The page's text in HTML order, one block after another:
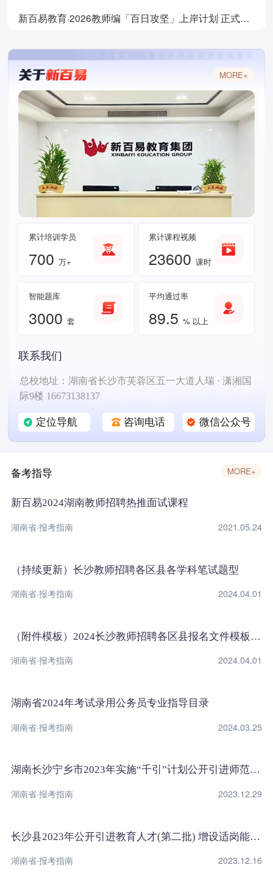
新百易教育·2026教师编「百日攻坚」上岸计划 正式启航
MORE+
累计培训学员
700 万+
累计课程视频
23600课时
智能题库
3000 套
平均通过率
89.5% 以上
联系我们
总校地址：湖南省长沙市芙蓉区五一大道人瑞 · 潇湘国
际9楼 16673138137
定位导航 咨询电话 微信公众号
备考指导 MORE+
新百易2024湖南教师招聘热推面试课程
湖南省·报考指南 2021.05.24
（持续更新）长沙教师招聘各区县各学科笔试题型
湖南省·报考指南 2024.04.01
（附件模板）2024长沙教师招聘各区县报名文件模板下载
湖南省·报考指南 2024.04.01
湖南省2024年考试录用公务员专业指导目录
湖南省·报考指南 2024.03.25
湖南长沙宁乡市2023年实施“千引”计划公开引进师范院校硕士及以上研究生调整岗位计划通知
湖南省·报考指南 2023.12.29
长沙县2023年公开引进教育人才(第二批) 增设适岗能力评价环节岗位及相关要求的公告
湖南省·报考指南 2023.12.16